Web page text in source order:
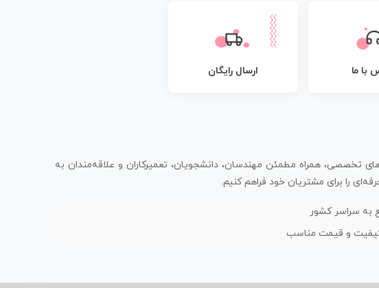
با ما ارسال رایگان
تخصصی، همراه مطمئن مهندسان، دانشجویان، تعمیرکاران و علاقه‌مندان به
را برای مشتریان خود فراهم کنیم.
به سراسر کشور
و قیمت مناسب